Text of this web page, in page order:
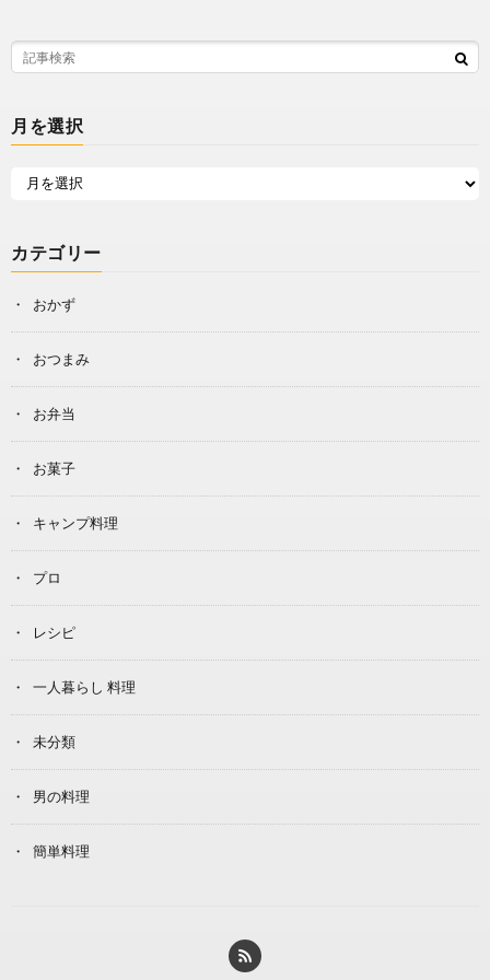
月を選択
カテゴリー
おかず
おつまみ
お弁当
お菓子
キャンプ料理
プロ
レシピ
一人暮らし 料理
未分類
男の料理
簡単料理